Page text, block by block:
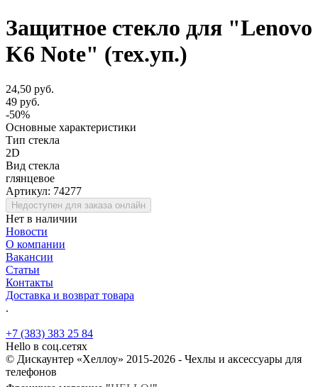
Защитное стекло для "Lenovo
K6 Note" (тех.уп.)
24,50 руб.
49 руб.
-50%
Основные характеристики
Тип стекла
2D
Вид стекла
глянцевое
Артикул: 74277
Недоступен для заказа онлайн
Нет в наличии
Новости
О компании
Вакансии
Статьи
Контакты
Доставка и возврат товара
.
+7 (383) 383 25 84
Hello в соц.сетях
© Дискаунтер «Хеллоу» 2015-2026 - Чехлы и аксессуары для
телефонов